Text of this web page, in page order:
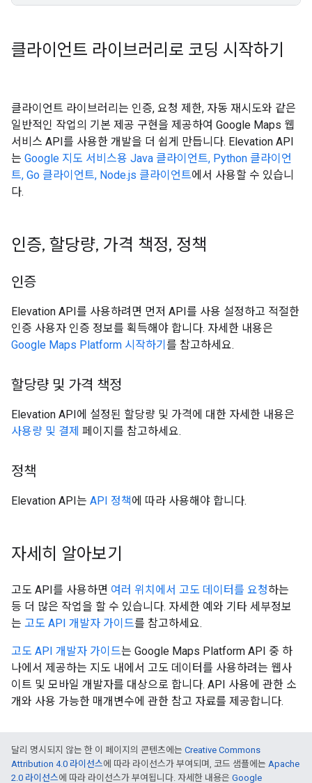
클라이언트 라이브러리로 코딩 시작하기
클라이언트 라이브러리는 인증, 요청 제한, 자동 재시도와 같은
일반적인 작업의 기본 제공 구현을 제공하여 Google Maps 웹
서비스 API를 사용한 개발을 더 쉽게 만듭니다. Elevation API
는 Google 지도 서비스용 Java 클라이언트, Python 클라이언
트, Go 클라이언트, Node.js 클라이언트에서 사용할 수 있습니
다.
인증, 할당량, 가격 책정, 정책
인증
Elevation API를 사용하려면 먼저 API를 사용 설정하고 적절한
인증 사용자 인증 정보를 획득해야 합니다. 자세한 내용은
Google Maps Platform 시작하기 를 참고하세요.
할당량 및 가격 책정
Elevation API에 설정된 할당량 및 가격에 대한 자세한 내용은
사용량 및 결제 페이지를 참고하세요.
정책
Elevation API는 API 정책 에 따라 사용해야 합니다.
자세히 알아보기
고도 API를 사용하면 여러 위치에서 고도 데이터를 요청하는
등 더 많은 작업을 할 수 있습니다. 자세한 예와 기타 세부정보
는 고도 API 개발자 가이드를 참고하세요.
고도 API 개발자 가이드는 Google Maps Platform API 중 하
나에서 제공하는 지도 내에서 고도 데이터를 사용하려는 웹사
이트 및 모바일 개발자를 대상으로 합니다. API 사용에 관한 소
개와 사용 가능한 매개변수에 관한 참고 자료를 제공합니다.
달리 명시되지 않는 한 이 페이지의 콘텐츠에는 Creative Commons
Attribution 4.0 라이선스에 따라 라이선스가 부여되며, 코드 샘플에는 Apache
2.0 라이선스에 따라 라이선스가 부여됩니다. 자세한 내용은 Google